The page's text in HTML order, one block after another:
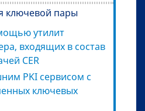
ключевой пары
утилит
входящих в состав
CER
PKI сервисом с
ключевых